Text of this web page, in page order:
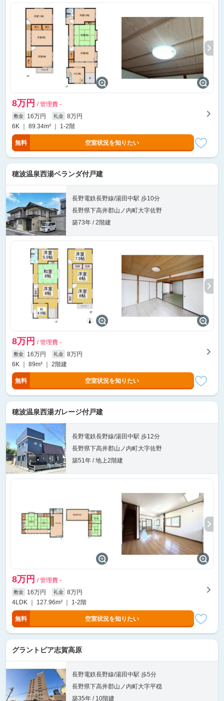
8万円 / 管理費 -
敷金 16万円 礼金
8万円
6K ｜ 89.34m² ｜ 1-2階
無料 空室状況を知りたい
穂波温泉西湯ベランダ付戸建
長野電鉄長野線/湯田中駅 歩10分
長野県下高井郡山ノ内町大字佐野
築73年 / 2階建
8万円 / 管理費 -
敷金 16万円 礼金
8万円
6K ｜ 89m² ｜ 2階建
無料 空室状況を知りたい
穂波温泉西湯ガレージ付戸建
長野電鉄長野線/湯田中駅 歩12分
長野県下高井郡山ノ内町大字佐野
築51年 / 地上2階建
8万円 / 管理費 -
敷金 16万円 礼金
8万円
4LDK ｜ 127.96m² ｜ 1-2階
無料 空室状況を知りたい
グラントピア志賀高原
長野電鉄長野線/湯田中駅 歩5分
長野県下高井郡山ノ内町大字平穏
築35年 / 10階建